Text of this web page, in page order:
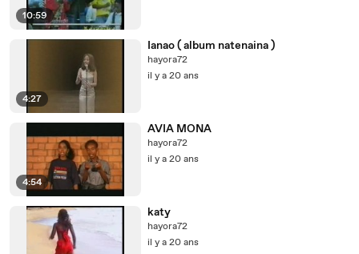
10:59
4:27
Ianao ( album natenaina )
hayora72
il y a 20 ans
4:54
AVIA MONA
hayora72
il y a 20 ans
katy
hayora72
il y a 20 ans